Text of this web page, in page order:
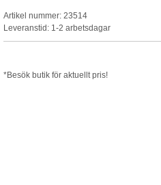
Artikel nummer: 23514
Leveranstid: 1-2 arbetsdagar
*Besök butik för aktuellt pris!